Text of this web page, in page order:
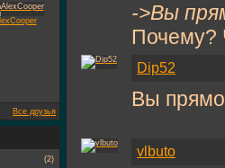
->Вы
Почему?
Dip52
Вы
vlbuto
Все друзья
(2)